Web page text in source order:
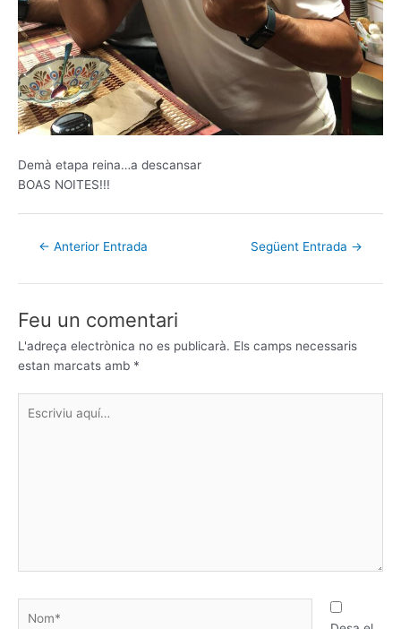
Demà etapa reina…a descansar
BOAS NOITES!!!
← Anterior Entrada Següent Entrada →
Feu un comentari
L'adreça electrònica no es publicarà. Els camps necessaris
estan marcats amb *
aquí…